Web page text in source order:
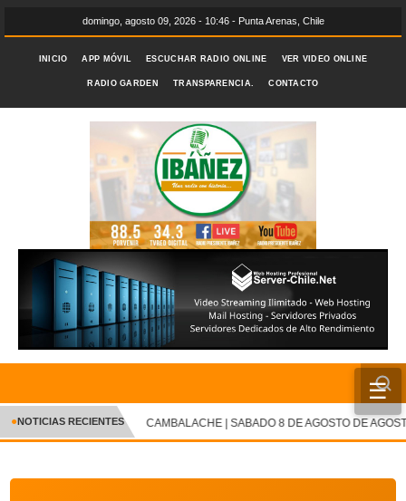
domingo, agosto 09, 2026 - 10:46 - Punta Arenas, Chile
INICIO APP MÓVIL ESCUCHAR RADIO ONLINE VER VIDEO ONLINE
RADIO GARDEN TRANSPARENCIA. CONTACTO
☰
INICIO
CRÓNICA
NOTICIAS RECIENTES CAMBALACHE | SABADO 8 DE AGOSTO DE